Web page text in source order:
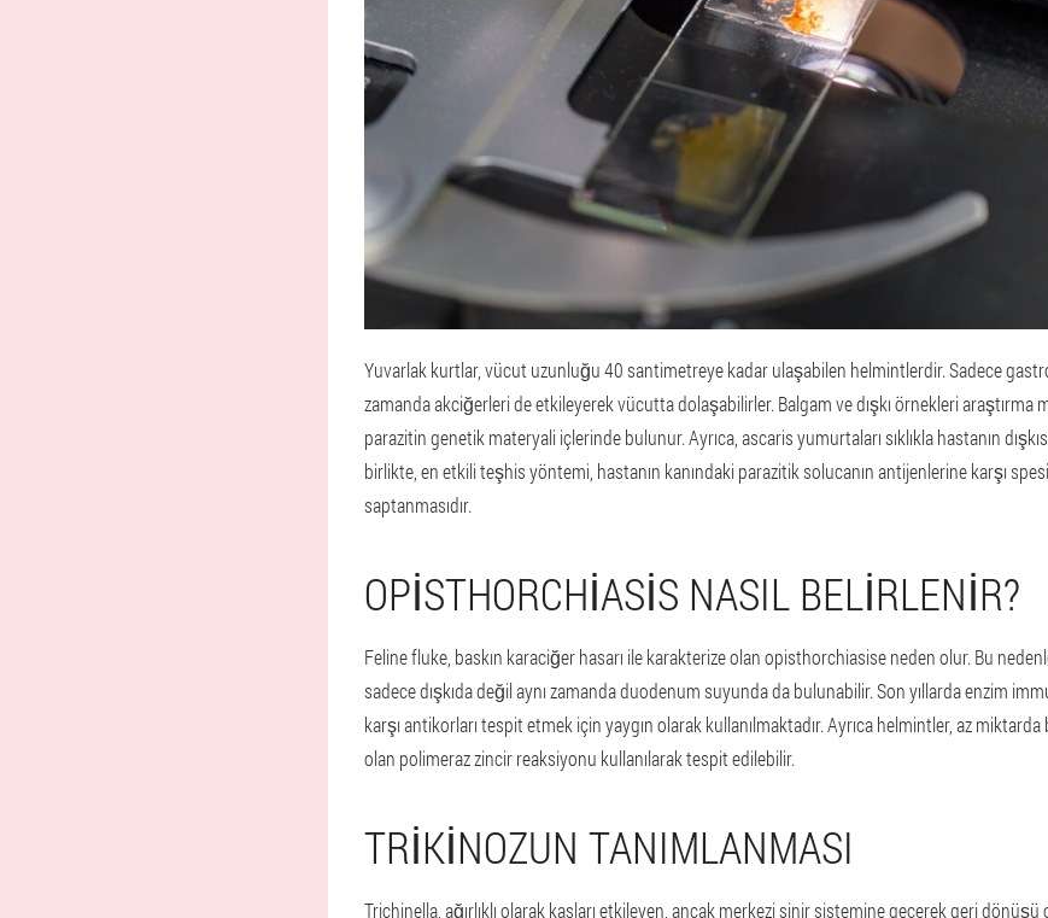
Yuvarlak kurtlar, vücut uzunluğu 40 santimetreye kadar ulaşabilen helmintlerdir. Sadece
zamanda akciğerleri de etkileyerek vücutta dolaşabilirler. Balgam ve dışkı örnekleri araştırma
parazitin genetik materyali içlerinde bulunur. Ayrıca, ascaris yumurtaları sıklıkla hastanın
birlikte, en etkili teşhis yöntemi, hastanın kanındaki parazitik solucanın antijenlerine karşı
saptanmasıdır.
OPISTHORCHIASIS NASIL BELIRLENIR?
Feline fluke, baskın karaciğer hasarı ile karakterize olan opisthorchiasise neden olur. Bu
sadece dışkıda değil aynı zamanda duodenum suyunda da bulunabilir. Son yıllarda enzim
karşı antikorları tespit etmek için yaygın olarak kullanılmaktadır. Ayrıca helmintler, az
olan polimeraz zincir reaksiyonu kullanılarak tespit edilebilir.
TRIKINOZUN TANIMLANMASI
Trichinella, ağırlıklı olarak kasları etkileyen, ancak merkezi sinir sistemine geçerek geri